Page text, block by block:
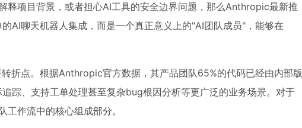
释项目背景，或者担心AI工具的安全边界问题，那么Anthropic最新推
AI聊天机器人集成，而是一个真正意义上的"AI团队成员"，能够在
折点。根据Anthropic官方数据，其产品团队65%的代码已经由内部版
踪、支持工单处理甚至复杂bug根因分析等更广泛的业务场景。对于
作流中的核心组成部分。